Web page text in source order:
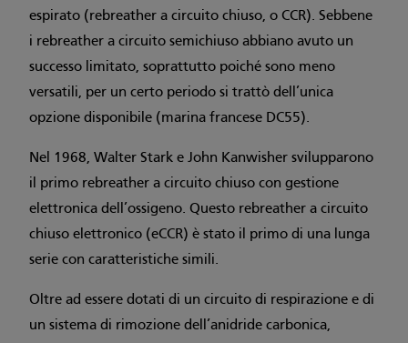
espirato (rebreather a circuito chiuso, o CCR). Sebbene
i rebreather a circuito semichiuso abbiano avuto un
successo limitato, soprattutto poiché sono meno
versatili, per un certo periodo si trattò dell’unica
opzione disponibile (marina francese DC55).
Nel 1968, Walter Stark e John Kanwisher svilupparono
il primo rebreather a circuito chiuso con gestione
elettronica dell’ossigeno. Questo rebreather a circuito
chiuso elettronico (eCCR) è stato il primo di una lunga
serie con caratteristiche simili.
Oltre ad essere dotati di un circuito di respirazione e di
un sistema di rimozione dell’anidride carbonica,